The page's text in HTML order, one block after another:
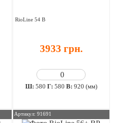
RioLine 54 В
3933 грн.
Ш: 580 Г: 580 В: 920 (мм)
Артикул: 91691